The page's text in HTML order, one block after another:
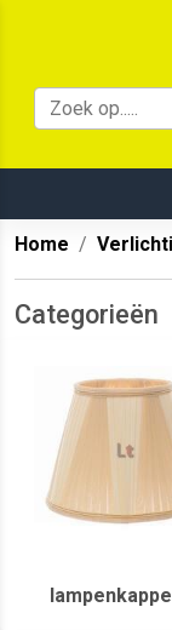
Home
Categorieën